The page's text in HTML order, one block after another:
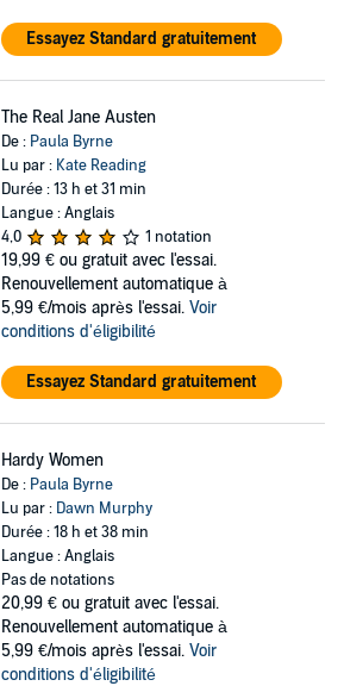
Essayez Standard gratuitement
The Real Jane Austen
De : Paula Byrne
Lu par : Kate Reading
Durée : 13 h et 31 min
Langue : Anglais
4,0
1 notation
19,99 € ou gratuit avec l'essai.
Renouvellement automatique à
5,99 €/mois après l'essai. Voir
conditions d'éligibilité
Essayez Standard gratuitement
Hardy Women
De : Paula Byrne
Lu par : Dawn Murphy
Durée : 18 h et 38 min
Langue : Anglais
Pas de notations
20,99 € ou gratuit avec l'essai.
Renouvellement automatique à
5,99 €/mois après l'essai. Voir
conditions d'éligibilité